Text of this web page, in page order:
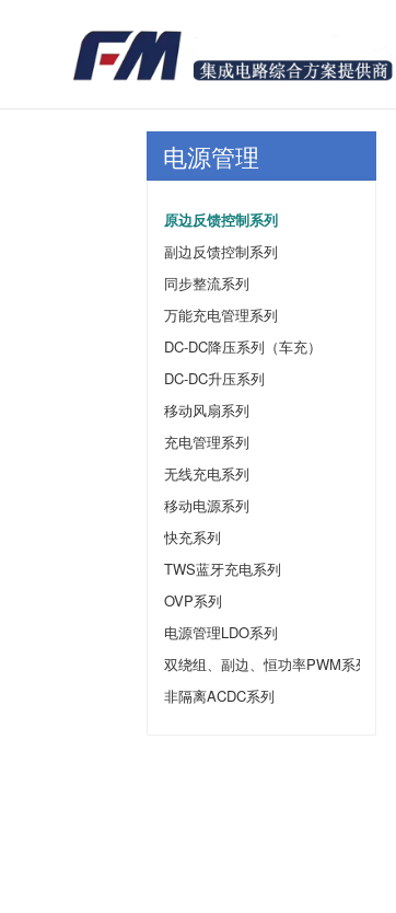
电源管理
原边反馈控制系列
副边反馈控制系列
同步整流系列
万能充电管理系列
DC-DC降压系列（车充）
DC-DC升压系列
移动风扇系列
充电管理系列
无线充电系列
移动电源系列
快充系列
TWS蓝牙充电系列
OVP系列
电源管理LDO系列
双绕组、副边、恒功率PWM系列
非隔离ACDC系列